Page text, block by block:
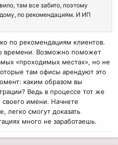
там все забито, поэтому
по рекомендациям. И ИП
по рекомендациям клиентов.
времени. Возможно поможет
«проходимых местах», но не
там офисы арендуют это
каким образом вы
Ведь в процессе тот же
своего имени. Начнете
легко смогут доказать
много не заработаешь.